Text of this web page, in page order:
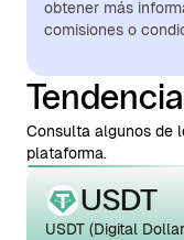
obtener más
comisiones o
Consulta algunos de
plataforma.
USDT
USDT (Digital